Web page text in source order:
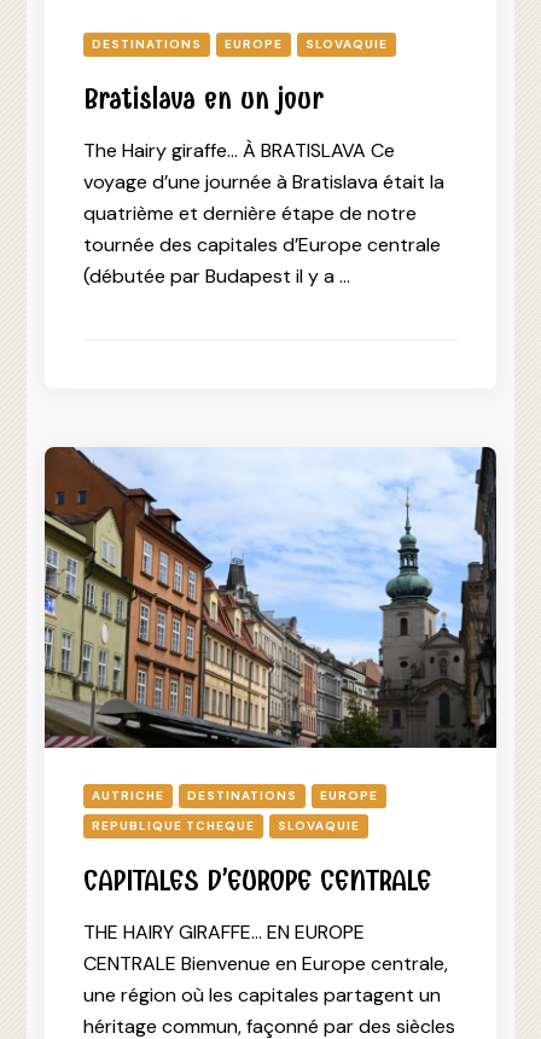
DESTINATIONS EUROPE SLOVAQUIE
Bratislava en un jour
The Hairy giraffe… À BRATISLAVA Ce
voyage d’une journée à Bratislava était la
quatrième et dernière étape de notre
tournée des capitales d’Europe centrale
(débutée par Budapest il y a …
AUTRICHE DESTINATIONS
EUROPE
REPUBLIQUE TCHEQUE
SLOVAQUIE
CAPITALES D’EUROPE CENTRALE
THE HAIRY GIRAFFE… EN EUROPE
CENTRALE Bienvenue en Europe centrale,
une région où les capitales partagent un
héritage commun, façonné par des siècles